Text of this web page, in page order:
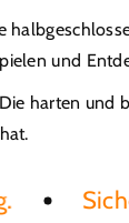
und
harten und